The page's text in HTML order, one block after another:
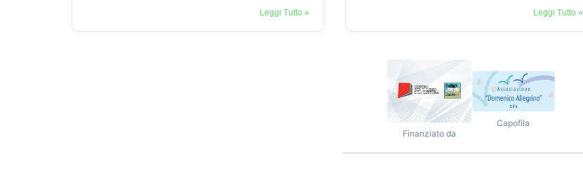
Leggi Tutto » Leggi Tutto »
Finanziato da
Capofila